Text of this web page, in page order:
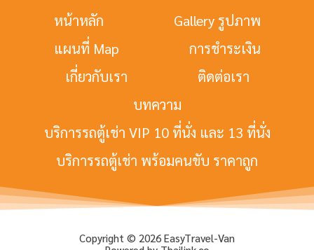
หน้าหลัก
Gallery รูปภาพ
แผนที่ Map
การชำระเงิน
เกี่ยวกับเรา
ติดต่อเรา
บทความ
บริการรถตู้เช่า VIP 10 ที่นั่ง และ 13 ที่นั่ง
บริการรถตู้เช่า พร้อมคนขับ ราคาถูก
Copyright © 2026 EasyTravel-Van